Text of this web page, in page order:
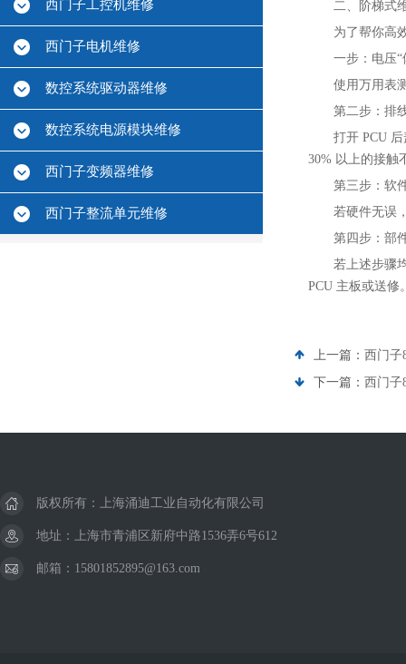
西门子工控机维修
西门子电机维修
数控系统驱动器维修
数控系统电源模块维修
西门子变频器维修
西门子整流单元维修
二、阶梯式
为了帮你高
一步：电压
使用万用表
第二步：排
打开 PCU
30% 以上的接触
第三步：软
若硬件无误
第四步：部
若上述步骤
PCU 主板或送修
上一篇： 西门子
下一篇： 西门子
版权所有：上海涌迪工业自动化有限公司
地址：上海市青浦区新府中路1536弄6号612
邮箱：15801852895@163.com